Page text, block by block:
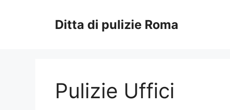
Ditta di pulizie Roma
Pulizie Uffici